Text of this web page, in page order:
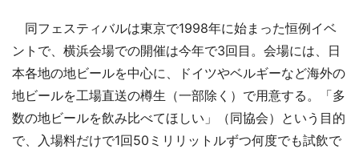
同フェスティバルは東京で1998年に始まった恒例イベ
ントで、横浜会場での開催は今年で3回目。会場には、日
本各地の地ビールを中心に、ドイツやベルギーなど海外の
地ビールを工場直送の樽生（一部除く）で用意する。「多
数の地ビールを飲み比べてほしい」（同協会）という目的
で、入場料だけで1回50ミリリットルずつ何度でも試飲で